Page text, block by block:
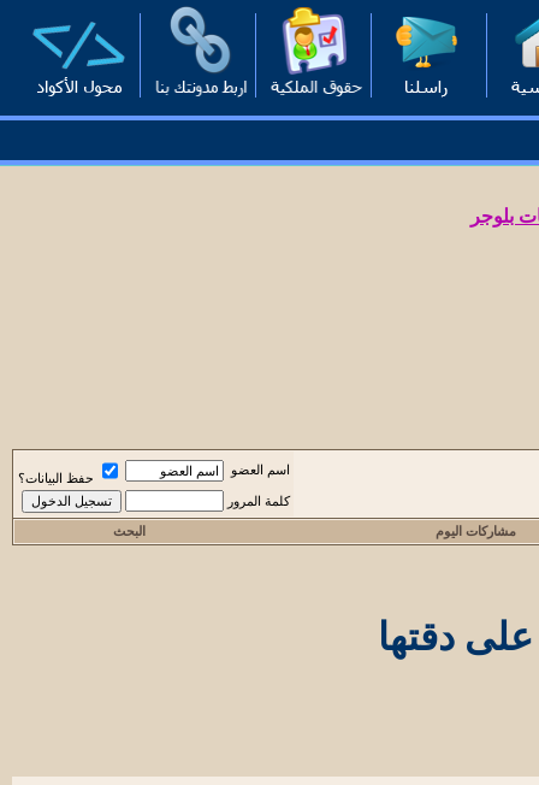
بلوجر
اسم العضو
حفظ البيانات؟
كلمة المرور
مشاركات اليوم البحث
دقتها